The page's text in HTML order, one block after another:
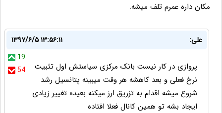
مكان داره عمرم تلف ميشه.
علی:
۱۳۹۷/۶/۵ ۱۳:۵۶:۱۱
19
54
پروازی در کار نیست بانک مرکزی سیاستش اول تثبیت
نرخ فعلی و بعد کاهشه هر وقت میبینه پتانسیل رشد
شروع میشه اقدام به تزریق ارز میکنه بعیده تغییر زیادی
ایجاد بشه تو همین کانال فعلا افتاده